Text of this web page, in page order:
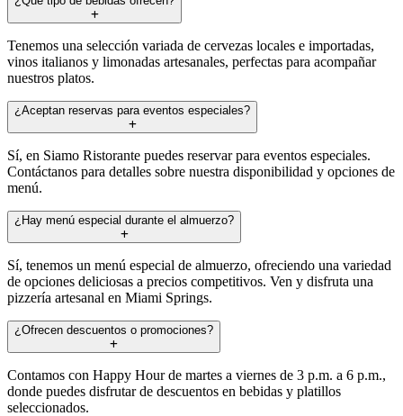
Tenemos una selección variada de cervezas locales e importadas,
vinos italianos y limonadas artesanales, perfectas para acompañar
nuestros platos.
¿Aceptan reservas para eventos especiales?
Sí, en Siamo Ristorante puedes reservar para eventos especiales.
Contáctanos para detalles sobre nuestra disponibilidad y opciones de
menú.
¿Hay menú especial durante el almuerzo?
Sí, tenemos un menú especial de almuerzo, ofreciendo una variedad
de opciones deliciosas a precios competitivos. Ven y disfruta una
pizzería artesanal en Miami Springs.
¿Ofrecen descuentos o promociones?
Contamos con Happy Hour de martes a viernes de 3 p.m. a 6 p.m.,
donde puedes disfrutar de descuentos en bebidas y platillos
seleccionados.